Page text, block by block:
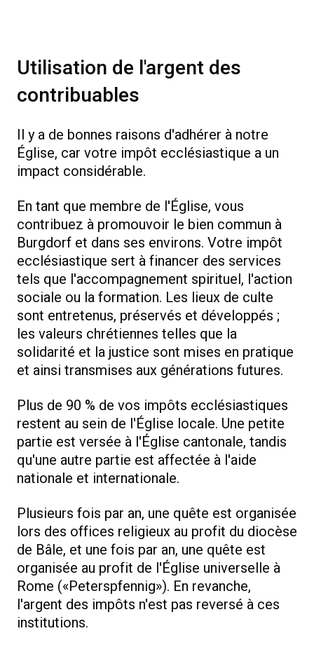
Utilisation de l'argent des
contribuables
Il y a de bonnes raisons d'adhérer à notre
Église, car votre impôt ecclésiastique a un
impact considérable.
En tant que membre de l'Église, vous
contribuez à promouvoir le bien commun à
Burgdorf et dans ses environs. Votre impôt
ecclésiastique sert à financer des services
tels que l'accompagnement spirituel, l'action
sociale ou la formation. Les lieux de culte
sont entretenus, préservés et développés ;
les valeurs chrétiennes telles que la
solidarité et la justice sont mises en pratique
et ainsi transmises aux générations futures.
Plus de 90 % de vos impôts ecclésiastiques
restent au sein de l'Église locale. Une petite
partie est versée à l'Église cantonale, tandis
qu'une autre partie est affectée à l'aide
nationale et internationale.
Plusieurs fois par an, une quête est organisée
lors des offices religieux au profit du diocèse
de Bâle, et une fois par an, une quête est
organisée au profit de l'Église universelle à
Rome («Peterspfennig»). En revanche,
l'argent des impôts n'est pas reversé à ces
institutions.